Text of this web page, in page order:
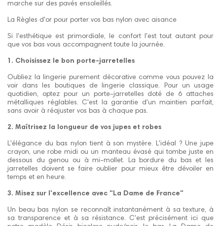
marche sur des pavés ensoleillés.
La Règles d'or pour porter vos bas nylon avec aisance
Si l'esthétique est primordiale, le confort l'est tout autant pour
que vos bas vous accompagnent toute la journée.
1. Choisissez le bon porte-jarretelles
Oubliez la lingerie purement décorative comme vous pouvez la
voir dans les boutiques de lingerie classique. Pour un usage
quotidien, optez pour un porte-jarretelles doté de 6 attaches
métalliques réglables. C'est la garantie d'un maintien parfait,
sans avoir à réajuster vos bas à chaque pas.
2. Maîtrisez la longueur de vos jupes et robes
L'élégance du bas nylon tient à son mystère. L'idéal ? Une jupe
crayon, une robe midi ou un manteau évasé qui tombe juste en
dessous du genou ou à mi-mollet. La bordure du bas et les
jarretelles doivent se faire oublier pour mieux être dévoiler en
temps et en heure.
3. Misez sur l'excellence avec "La Dame de France"
Un beau bas nylon se reconnaît instantanément à sa texture, à
sa transparence et à sa résistance. C'est précisément ici que